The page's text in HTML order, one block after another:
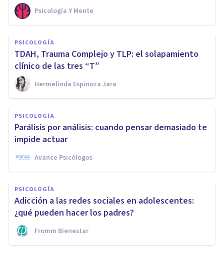
Psicología Y Mente
PSICOLOGÍA
TDAH, Trauma Complejo y TLP: el solapamiento
clínico de las tres “T”
Hermelinda Espinoza Jara
PSICOLOGÍA
Parálisis por análisis: cuando pensar demasiado te
impide actuar
Avance Psicólogos
PSICOLOGÍA
Adicción a las redes sociales en adolescentes:
¿qué pueden hacer los padres?
Fromm Bienestar